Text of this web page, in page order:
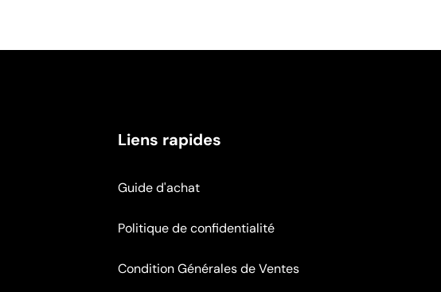
Liens rapides
Guide d'achat
Politique de confidentialité
Condition Générales de Ventes